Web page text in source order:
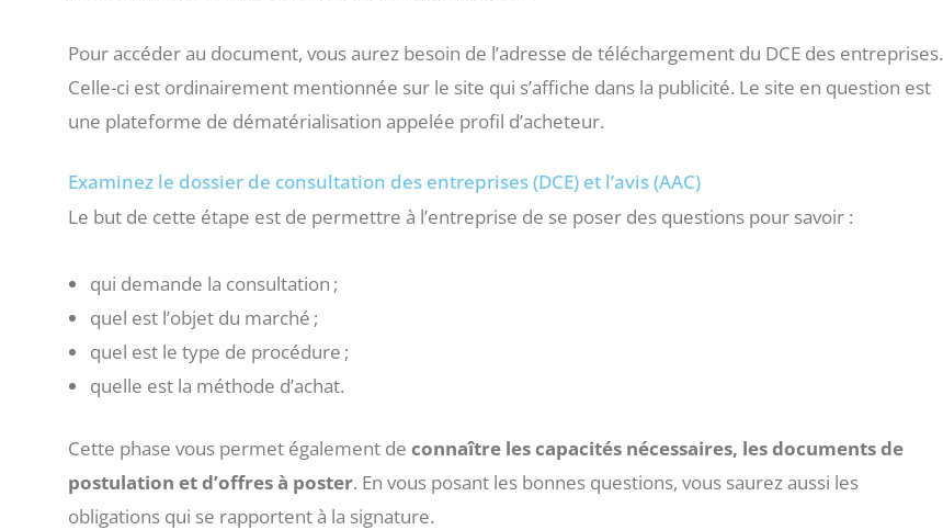
Pour accéder au document, vous aurez besoin de l’adresse de téléchargement du DCE des entreprises.
Celle-ci est ordinairement mentionnée sur le site qui s’affiche dans la publicité. Le site en question est
une plateforme de dématérialisation appelée profil d’acheteur.
Examinez le dossier de consultation des entreprises (DCE) et l’avis (AAC)
Le but de cette étape est de permettre à l’entreprise de se poser des questions pour savoir :
qui demande la consultation ;
quel est l’objet du marché ;
quel est le type de procédure ;
quelle est la méthode d’achat.
Cette phase vous permet également de connaître les capacités nécessaires, les documents de
postulation et d’offres à poster. En vous posant les bonnes questions, vous saurez aussi les
obligations qui se rapportent à la signature.